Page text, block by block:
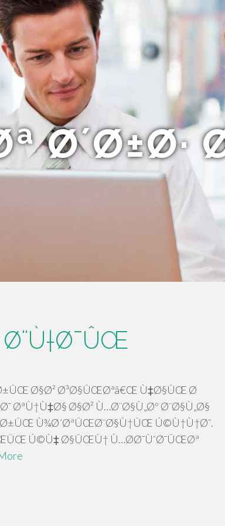
Ø´Ø±Ø·
Ø§Ø² Ø³Ø§ÛŒØªâ€Œ Ù‡Ø§ÛŒ Ø
ØªÙ†Ù‡Ø§ Ø§Ø² Ù…Ø¨Ø§Ù„Øº Ø¨Ø§Ù„Ø§
Ù¾Ø´ØªÛŒØ¨Ø§Ù†ÛŒ Ú©Ù†Ù†Ø¯.
Ú©Ù‡ Ø§ÛŒÙ† Ù…Ø­Ø¯ÙˆØ¯ÛŒØª